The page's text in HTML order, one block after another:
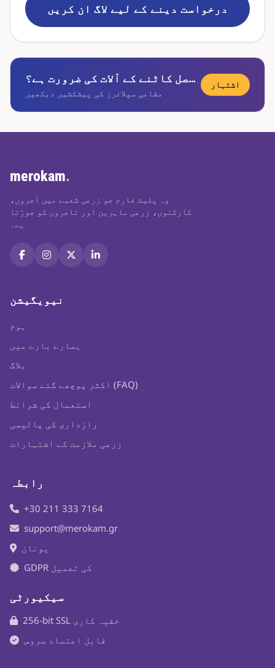
درخواست دینے کے لیے لاگ ان کریں
کیا آپ کو فصل کاٹنے کے آلات کی ضرورت ہے؟
مقامی سپلائرز کی پیشکشیں دیکھیں
اشتہار
merokam.
وہ پلیٹ فارم جو زرعی شعبے میں آجروں،
کارکنوں، زرعی ماہرین اور تاجروں کو جوڑتا
ہے۔
نیویگیشن
ہوم
ہمارے بارے میں
بلاگ
اکثر پوچھے گئے سوالات (FAQ)
استعمال کی شرائط
رازداری کی پالیسی
زرعی ملازمت کے اشتہارات
رابطہ
+30 211 333 7164
support@merokam.gr
یونان
GDPR کی تعمیل
سیکیورٹی
256-bit SSL خفیہ کاری
قابل اعتماد سروس